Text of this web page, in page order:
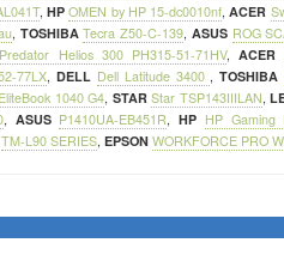
,HP OMEN by HP 15-dc0010nf,ACER
, TOSHIBA Tecra Z50-C-139, ASUS ROG
Predator Helios 300 PH315-51-71HV,ACER
77LX, DELL Dell Latitude 3400 ,TOSHIBA
1040 G4, STAR Star TSP143IIILAN,
, ASUS P1410UA-EB451R, HP HP Gaming
TM-L90 SERIES, EPSON WORKFORCE PRO